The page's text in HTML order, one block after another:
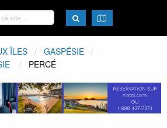
ÎLES
GASPÉSIE
ACTUEL:
PERCÉ